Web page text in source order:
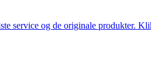
service og de originale produkter.